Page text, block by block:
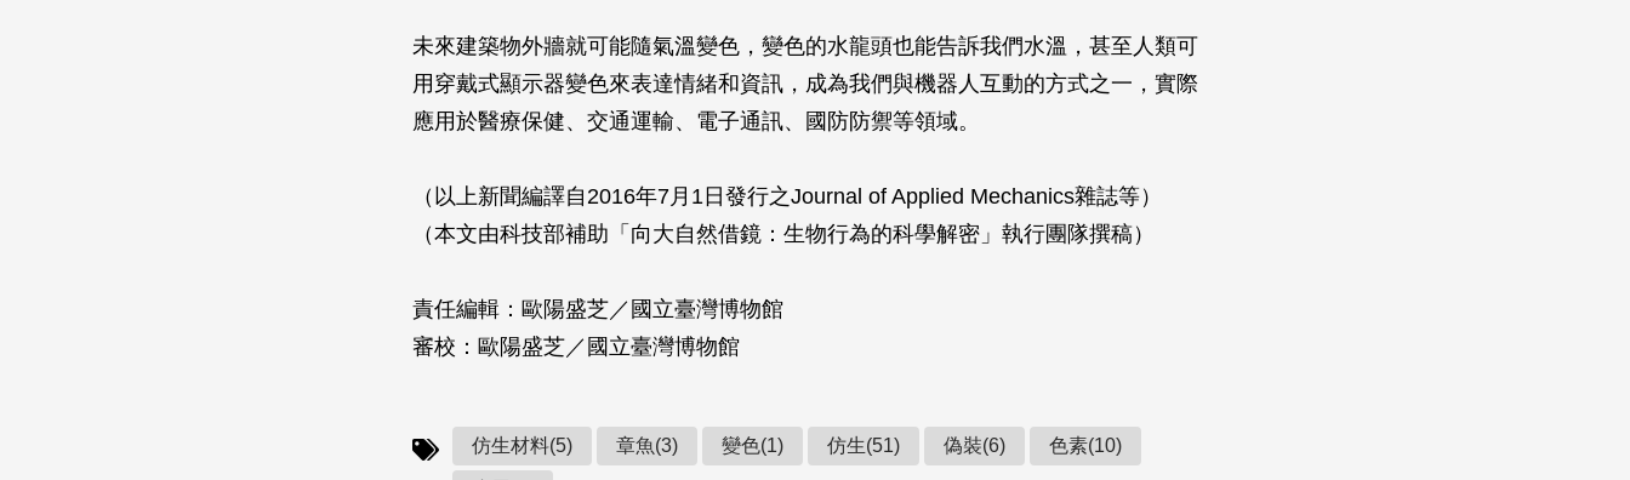
未來建築物外牆就可能隨氣溫變色，變色的水龍頭也能告訴我們水溫，甚至人類可
用穿戴式顯示器變色來表達情緒和資訊，成為我們與機器人互動的方式之一，實際
應用於醫療保健、交通運輸、電子通訊、國防防禦等領域。
（以上新聞編譯自2016年7月1日發行之Journal of Applied Mechanics雜誌等）
（本文由科技部補助「向大自然借鏡：生物行為的科學解密」執行團隊撰稿）
責任編輯：歐陽盛芝／國立臺灣博物館
審校：歐陽盛芝／國立臺灣博物館
仿生材料(5) 章魚(3) 變色(1) 仿生(51) 偽裝(6) 色素(10)